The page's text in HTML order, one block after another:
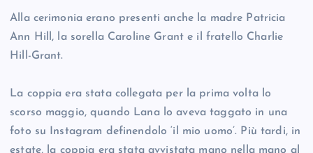
Alla cerimonia erano presenti anche la madre Patricia
Ann Hill, la sorella Caroline Grant e il fratello Charlie
Hill-Grant.
La coppia era stata collegata per la prima volta lo
scorso maggio, quando Lana lo aveva taggato in una
foto su Instagram definendolo ‘il mio uomo’. Più tardi, in
estate, la coppia era stata avvistata mano nella mano al